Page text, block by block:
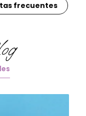
frecuentes